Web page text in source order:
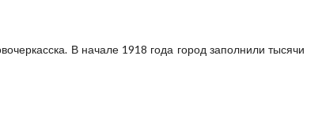
В начале 1918 года город заполнили тысячи